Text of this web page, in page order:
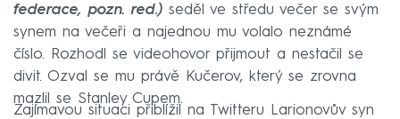
federace, pozn. red.) seděl ve středu večer se svým
synem na večeři a najednou mu volalo neznámé
číslo. Rozhodl se videohovor přijmout a nestačil se
divit. Ozval se mu právě Kučerov, který se zrovna
mazlil se Stanley Cupem.
Zajímavou situaci přiblížil na Twitteru Larionovův syn